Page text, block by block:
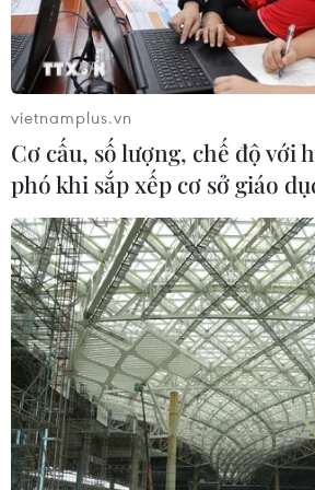
thiệt mạng đã tăng lên hơn 6.000
người
04/08/2026 10:17
Xem thêm
CƠ QUAN CHỦ QUẢN: THÔNG TẤN XÃ VIỆT NAM
Tổng Biên tập: TRẦN TIẾN DUẨN
Phó Tổng Biên tập: NGUYỄN THỊ
THỦY
vietnamplus.vn
Cơ cấu, số lượng, chế độ với
phó khi sắp xếp cơ sở giáo